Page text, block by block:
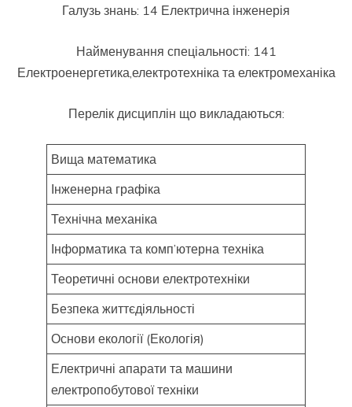
Галузь знань: 14 Електрична інженерія
Найменування спеціальності: 141
Електроенергетика,електротехніка та електромеханіка
Перелік дисциплін що викладаються:
Вища математика
Інженерна графіка
Технічна механіка
Інформатика та комп’ютерна техніка
Теоретичні основи електротехніки
Безпека життєдіяльності
Основи екології (Екологія)
Електричні апарати та машини
електропобутової техніки